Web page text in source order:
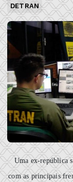
DETRAN
Uma ex-república
com as principais